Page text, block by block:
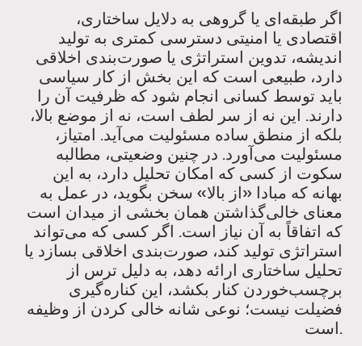
اگر طبقه‌ای یا گروهی به دلایل ساختاری،
اقتصادی یا امنیتی دسترسی کمتری به تولید
اندیشه، تدوین استراتژی یا صورت‌بندی اخلاقی
دارد، طبیعی است که این بخش از کار سیاسی
باید توسط کسانی انجام شود که ظرفیت آن را
دارند. این نه از سر لطف است، نه از موضع بالا،
بلکه از منطق ساده مسئولیت می‌آید. امتیاز،
مسئولیت می‌آورد. در چنین وضعیتی، مطالبه
سکوت از کسی که امکان تحلیل دارد، به این
بهانه که مبادا «از بالا» سخن بگوید، در عمل به
معنای خالی‌گذاشتن همان بخشی از میدان است
که اتفاقاً به آن نیاز است. اگر کسی که می‌تواند
استراتژی تولید کند، صورت‌بندی اخلاقی بسازد یا
تحلیل ساختاری ارائه دهد، به دلیل ترس از
برچسب‌خوردن کنار بکشد، این کناره‌گیری
فضیلت نیست؛ نوعی شانه خالی کردن از وظیفه
است.